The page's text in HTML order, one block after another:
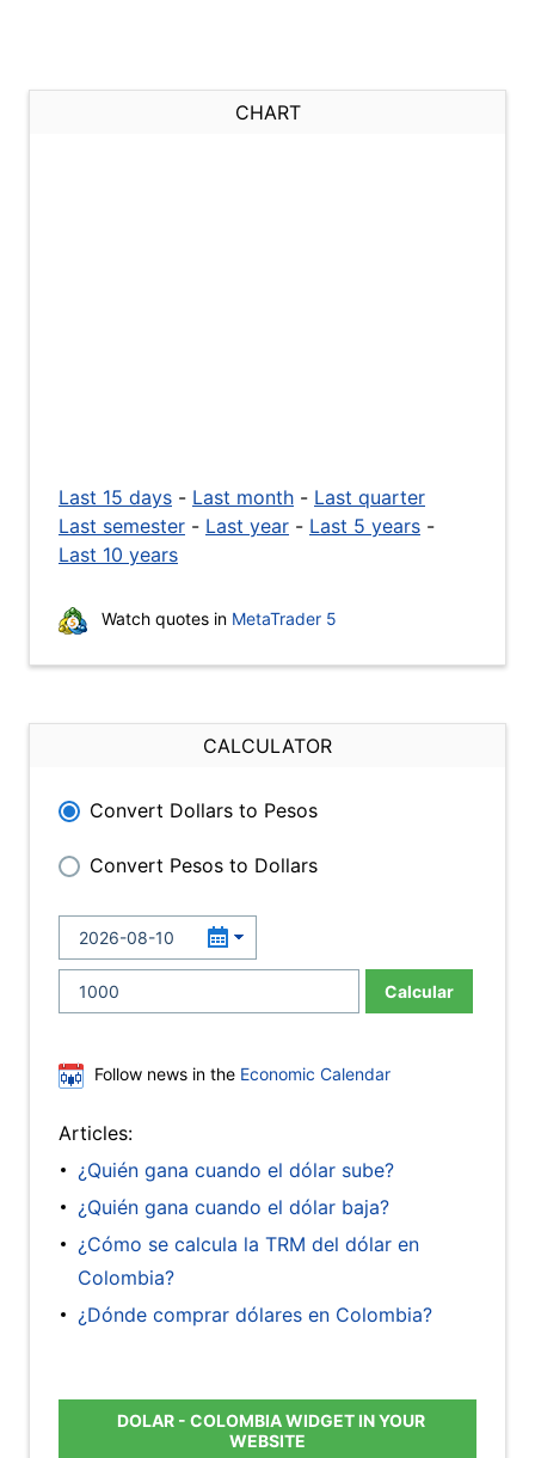
CHART
Last 15 days - Last month - Last quarter
Last semester - Last year - Last 5 years -
Last 10 years
Watch quotes in MetaTrader 5
CALCULATOR
Convert Dollars to Pesos
Convert Pesos to Dollars
Calcular
Follow news in the Economic Calendar
Articles:
¿Quién gana cuando el dólar sube?
¿Quién gana cuando el dólar baja?
¿Cómo se calcula la TRM del dólar en
Colombia?
¿Dónde comprar dólares en Colombia?
DOLAR - COLOMBIA WIDGET IN YOUR
WEBSITE